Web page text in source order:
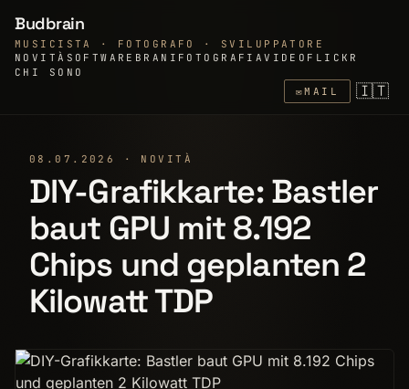
Budbrain
MUSICISTA · FOTOGRAFO · SVILUPPATORE
NOVITÀ SOFTWARE BRANI FOTOGRAFIAVIDEO FLICKR
CHI SONO
✉MAIL 🇮🇹
08.07.2026 · NOVITÀ
DIY-Grafikkarte: Bastler
baut GPU mit 8.192
Chips und geplanten 2
Kilowatt TDP